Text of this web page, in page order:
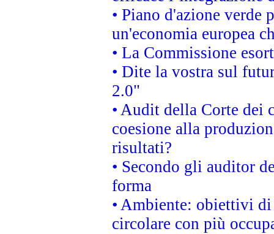
• Piano d'azione verde
un'economia europea
• La Commissione
• Dite la vostra sul
2.0"
• Audit della Corte dei
coesione alla
risultati?
• Secondo gli auditor
forma
• Ambiente: obiettivi
circolare con più